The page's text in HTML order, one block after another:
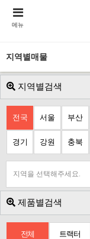
메뉴
지역별매물
지역별검색
전국 서울 부산
경기 강원 충북
지역을 선택해주세요.
제품별검색
전체 트랙터